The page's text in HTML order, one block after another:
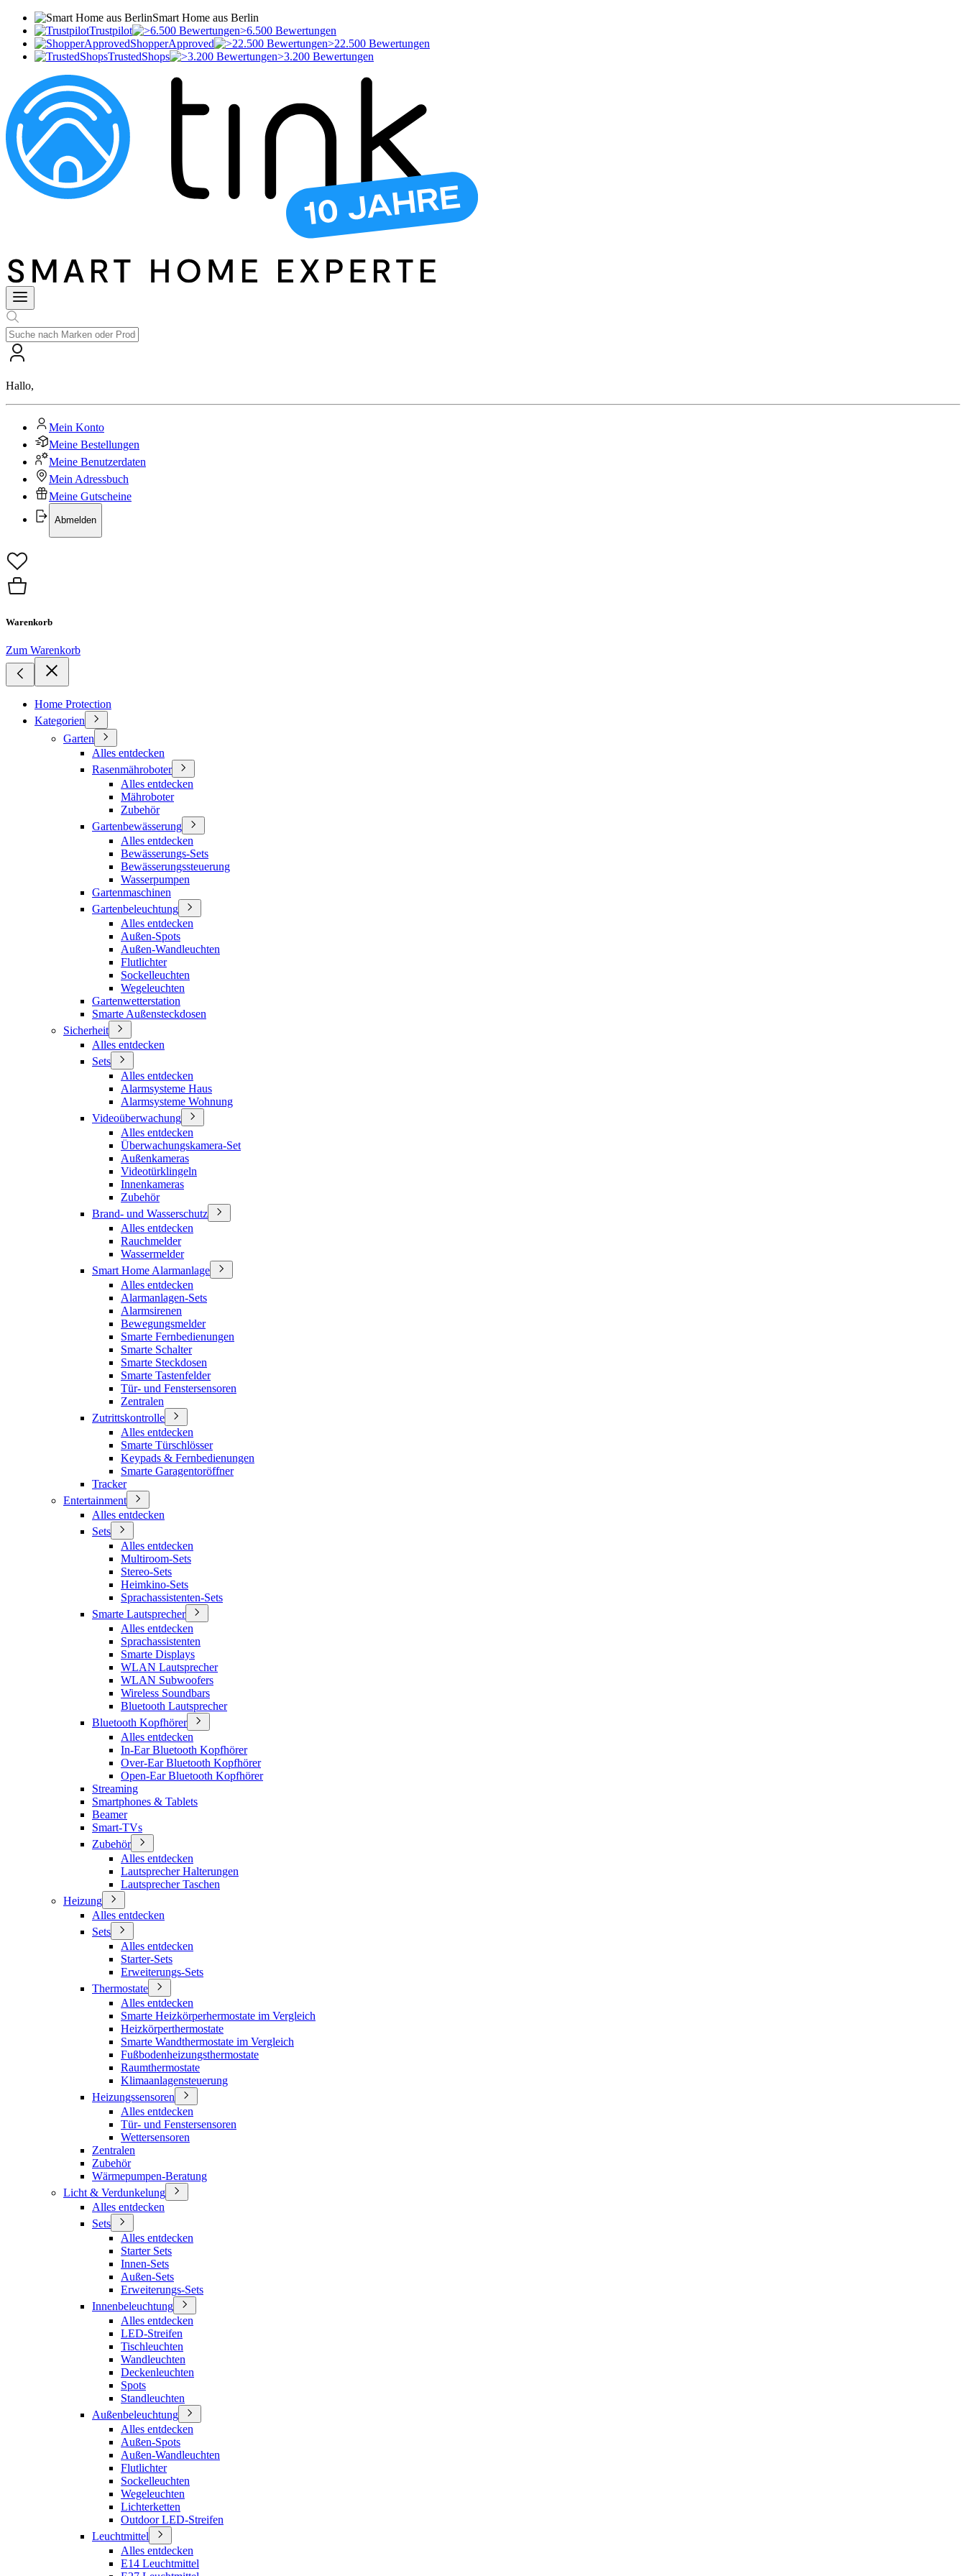
Smart Home aus Berlin
Trustpilot
>6.500 Bewertungen
ShopperApproved
>22.500 Bewertungen
TrustedShops
>3.200 Bewertungen
Hallo,
Mein Konto
Meine Bestellungen
Meine Benutzerdaten
Mein Adressbuch
Meine Gutscheine
Abmelden
Warenkorb
Zum Warenkorb
Home Protection
Kategorien
Garten
Alles entdecken
Rasenmähroboter
Alles entdecken
Mähroboter
Zubehör
Gartenbewässerung
Alles entdecken
Bewässerungs-Sets
Bewässerungssteuerung
Wasserpumpen
Gartenmaschinen
Gartenbeleuchtung
Alles entdecken
Außen-Spots
Außen-Wandleuchten
Flutlichter
Sockelleuchten
Wegeleuchten
Gartenwetterstation
Smarte Außensteckdosen
Sicherheit
Alles entdecken
Sets
Alles entdecken
Alarmsysteme Haus
Alarmsysteme Wohnung
Videoüberwachung
Alles entdecken
Überwachungskamera-Set
Außenkameras
Videotürklingeln
Innenkameras
Zubehör
Brand- und Wasserschutz
Alles entdecken
Rauchmelder
Wassermelder
Smart Home Alarmanlage
Alles entdecken
Alarmanlagen-Sets
Alarmsirenen
Bewegungsmelder
Smarte Fernbedienungen
Smarte Schalter
Smarte Steckdosen
Smarte Tastenfelder
Tür- und Fenstersensoren
Zentralen
Zutrittskontrolle
Alles entdecken
Smarte Türschlösser
Keypads & Fernbedienungen
Smarte Garagentoröffner
Tracker
Entertainment
Alles entdecken
Sets
Alles entdecken
Multiroom-Sets
Stereo-Sets
Heimkino-Sets
Sprachassistenten-Sets
Smarte Lautsprecher
Alles entdecken
Sprachassistenten
Smarte Displays
WLAN Lautsprecher
WLAN Subwoofers
Wireless Soundbars
Bluetooth Lautsprecher
Bluetooth Kopfhörer
Alles entdecken
In-Ear Bluetooth Kopfhörer
Over-Ear Bluetooth Kopfhörer
Open-Ear Bluetooth Kopfhörer
Streaming
Smartphones & Tablets
Beamer
Smart-TVs
Zubehör
Alles entdecken
Lautsprecher Halterungen
Lautsprecher Taschen
Heizung
Alles entdecken
Sets
Alles entdecken
Starter-Sets
Erweiterungs-Sets
Thermostate
Alles entdecken
Smarte Heizkörperhermostate im Vergleich
Heizkörperthermostate
Smarte Wandthermostate im Vergleich
Fußbodenheizungsthermostate
Raumthermostate
Klimaanlagensteuerung
Heizungssensoren
Alles entdecken
Tür- und Fenstersensoren
Wettersensoren
Zentralen
Zubehör
Wärmepumpen-Beratung
Licht & Verdunkelung
Alles entdecken
Sets
Alles entdecken
Starter Sets
Innen-Sets
Außen-Sets
Erweiterungs-Sets
Innenbeleuchtung
Alles entdecken
LED-Streifen
Tischleuchten
Wandleuchten
Deckenleuchten
Spots
Standleuchten
Außenbeleuchtung
Alles entdecken
Außen-Spots
Außen-Wandleuchten
Flutlichter
Sockelleuchten
Wegeleuchten
Lichterketten
Outdoor LED-Streifen
Leuchtmittel
Alles entdecken
E14 Leuchtmittel